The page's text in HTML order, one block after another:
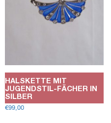
HALSKETTE MIT
JUGENDSTIL-FÄCHER IN
SILBER
€99,00